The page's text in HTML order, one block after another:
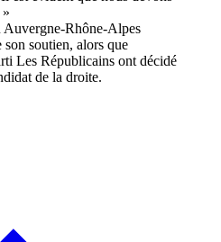
Auvergne-Rhône-Alpes
soutien, alors que
Les Républicains ont décidé
de la droite.